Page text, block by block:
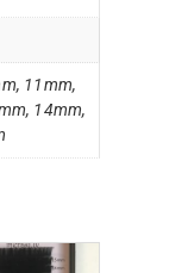
11mm,
14mm,